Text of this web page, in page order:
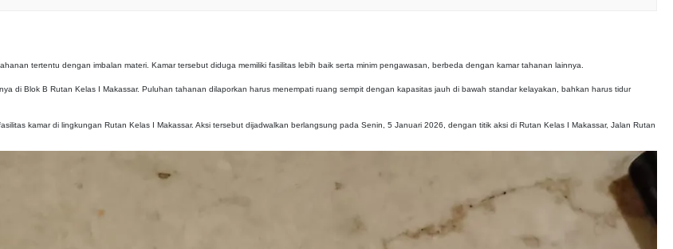
tertentu dengan imbalan materi. Kamar tersebut diduga memiliki fasilitas lebih baik serta minim pengawasan, berbeda dengan kamar tahanan lainnya.
di Blok B Rutan Kelas I Makassar. Puluhan tahanan dilaporkan harus menempati ruang sempit dengan kapasitas jauh di bawah standar kelayakan, bahkan harus tidur
kamar di lingkungan Rutan Kelas I Makassar. Aksi tersebut dijadwalkan berlangsung pada Senin, 5 Januari 2026, dengan titik aksi di Rutan Kelas I Makassar, Jalan Rutan